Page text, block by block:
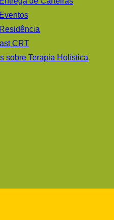
Eventos
Residência
CRT
sobre Terapia Holística